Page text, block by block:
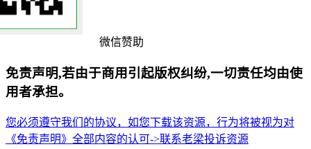
微信赞助
免责声明,若由于商用引起版权纠纷,一切责任均由使
用者承担。
您必须遵守我们的协议，如您下载该资源，行为将被视为对
《免责声明》全部内容的认可->联系老梁投诉资源